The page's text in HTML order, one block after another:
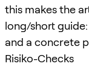
this makes the
long/short
and a concrete
Risiko-Checks